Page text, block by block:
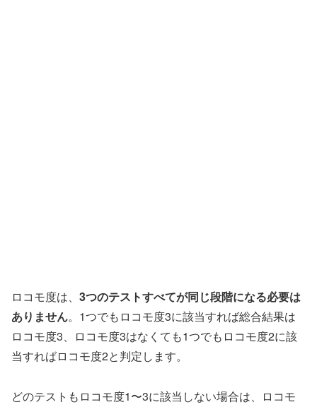
ロコモ度は、 3つのテストすべてが同じ段階になる必要は
ありません。1つでもロコモ度3に該当すれば総合結果は
ロコモ度3、ロコモ度3はなくても1つでもロコモ度2に該
当すればロコモ度2と判定します。
どのテストもロコモ度1〜3に該当しない場合は、ロコモ